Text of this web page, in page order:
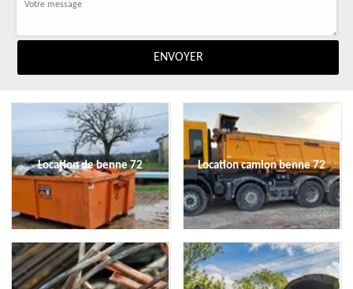
Location de benne 72 Location camion benne 72